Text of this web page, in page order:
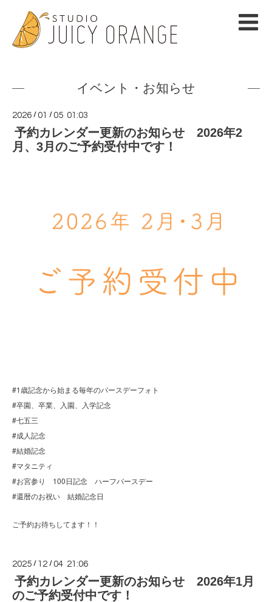
イベント・お知らせ
2026 /01 /05 01:03
予約カレンダー更新のお知らせ 2026年2
月、3月のご予約受付中です！
#1歳記念から始まる毎年のバースデーフォト
#卒園、卒業、入園、入学記念
#七五三
#成人記念
#結婚記念
#マタニティ
#お宮参り 100日記念 ハーフバースデー
#還暦のお祝い 結婚記念日
ご予約お待ちしてます！！
2025 / 12 /04 21:06
予約カレンダー更新のお知らせ 2026年1月
のご予約受付中です！